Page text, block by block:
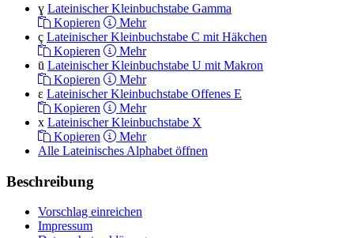
ɣ Lateinischer Kleinbuchstabe Gamma
Kopieren
Mehr
ç Lateinischer Kleinbuchstabe C mit Häkchen
Kopieren
Mehr
ū Lateinischer Kleinbuchstabe U mit Makron
Kopieren
Mehr
ɛ Lateinischer Kleinbuchstabe Offenes E
Kopieren
Mehr
x Lateinischer Kleinbuchstabe X
Kopieren
Mehr
Alle Lateinisches Alphabet öffnen
Beschreibung
Vorschlag einreichen
Impressum